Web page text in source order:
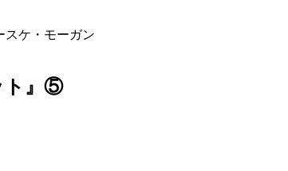
スケ・モーガン
ト』⑤